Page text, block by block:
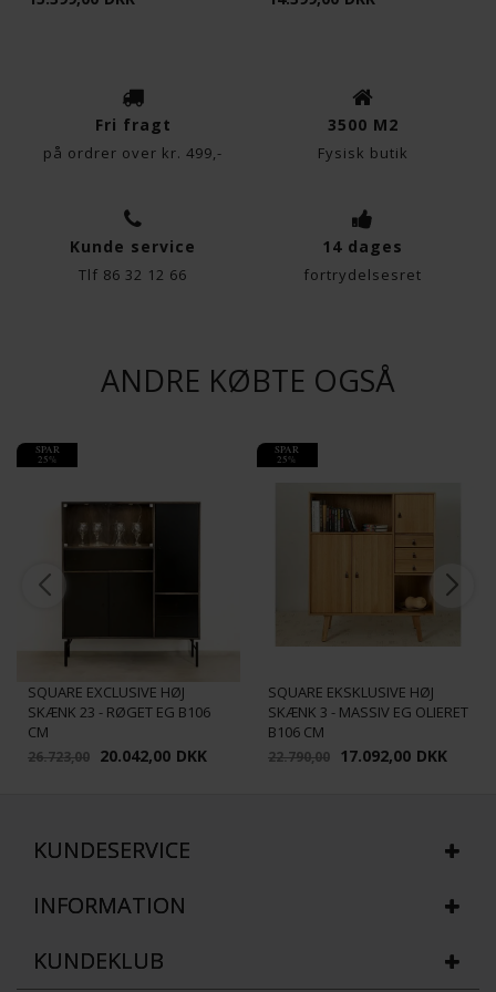
Fri fragt
på ordrer over kr. 499,-
3500 M2
Fysisk butik
Kunde service
Tlf 86 32 12 66
14 dages
fortrydelsesret
ANDRE KØBTE OGSÅ
SPAR
25%
SQUARE EXCLUSIVE HØJ
SKÆNK 23 - RØGET EG B106
CM
26.723,00 20.042,00 DKK
SPAR
25%
SQUARE EKSKLUSIVE HØJ
SKÆNK 3 - MASSIV EG OLIERET
B106 CM
22.790,00 17.092,00 DKK
KUNDESERVICE
INFORMATION
KUNDEKLUB